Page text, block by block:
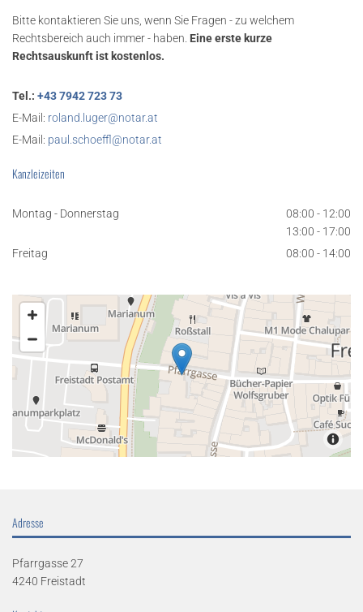
Bitte kontaktieren Sie uns, wenn Sie Fragen - zu welchem
Rechtsbereich auch immer - haben. Eine erste kurze
Rechtsauskunft ist kostenlos.
Tel.: +43 7942 723 73
E-Mail: roland.luger@notar.at
E-Mail: paul.schoeffl@notar.at
Kanzleizeiten
Montag - Donnerstag
08:00 - 12:00
13:00 - 17:00
Freitag
08:00 - 14:00
Adresse
Pfarrgasse 27
4240 Freistadt